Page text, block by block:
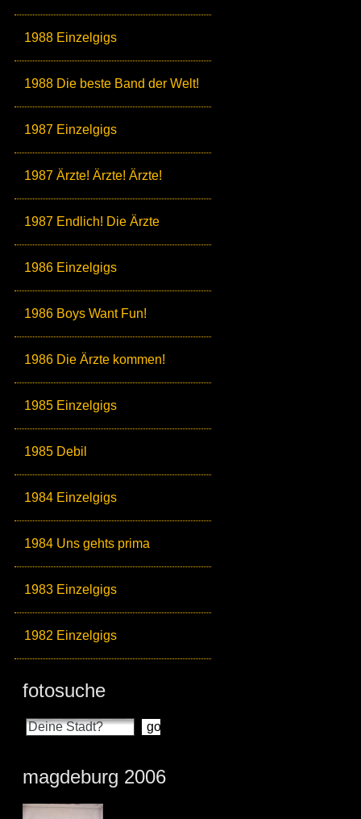
1988 Einzelgigs
1988 Die beste Band der Welt!
1987 Einzelgigs
1987 Ärzte! Ärzte! Ärzte!
1987 Endlich! Die Ärzte
1986 Einzelgigs
1986 Boys Want Fun!
1986 Die Ärzte kommen!
1985 Einzelgigs
1985 Debil
1984 Einzelgigs
1984 Uns gehts prima
1983 Einzelgigs
1982 Einzelgigs
fotosuche
magdeburg 2006